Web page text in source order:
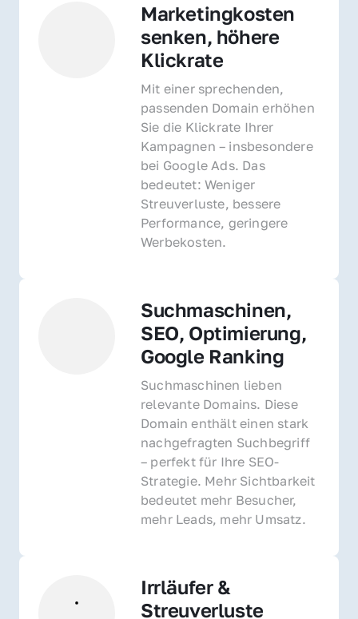
Marketingkosten
senken, höhere
Klickrate
Mit einer sprechenden,
passenden Domain erhöhen
Sie die Klickrate Ihrer
Kampagnen – insbesondere
bei Google Ads. Das
bedeutet: Weniger
Streuverluste, bessere
Performance, geringere
Werbekosten.
Suchmaschinen,
SEO, Optimierung,
Google Ranking
Suchmaschinen lieben
relevante Domains. Diese
Domain enthält einen stark
nachgefragten Suchbegriff
– perfekt für Ihre SEO-
Strategie. Mehr Sichtbarkeit
bedeutet mehr Besucher,
mehr Leads, mehr Umsatz.
Irrläufer &
Streuverluste